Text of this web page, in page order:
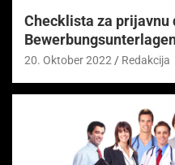
Checklista za
20. Oktober 2022 Redakcija